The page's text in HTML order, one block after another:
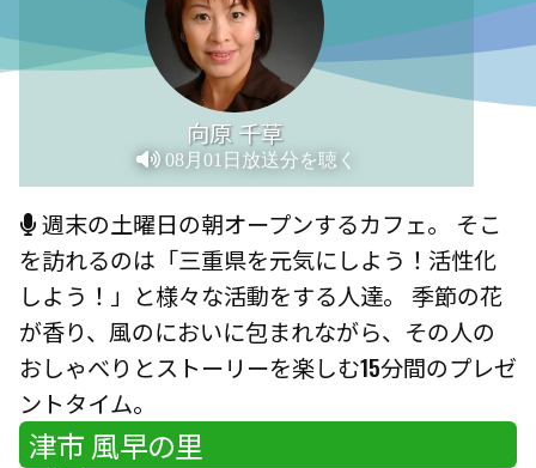
向原 千草
08月01日放送分を聴く
週末の土曜日の朝オープンするカフェ。 そこ
を訪れるのは「三重県を元気にしよう！活性化
しよう！」と様々な活動をする人達。 季節の花
が香り、風のにおいに包まれながら、その人の
おしゃべりとストーリーを楽しむ15分間のプレゼ
ントタイム。
津市 風早の里